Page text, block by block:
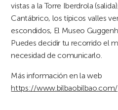
vistas a la Torre Iberdrola
Cantábrico, los típicos valles
escondidos, El Museo
Puedes decidir tu recorrido el
necesidad de comunicarlo.
Más información en la web
https://www.bilbaobilbao.com/